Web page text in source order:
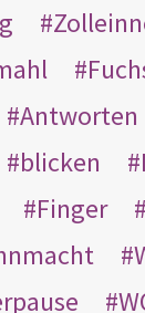
Antworten
blicken
Finger